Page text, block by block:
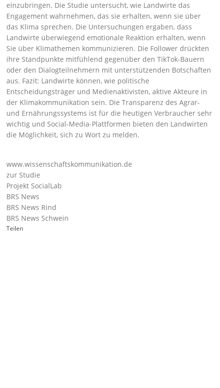
einzubringen. Die Studie untersucht, wie Landwirte das
Engagement wahrnehmen, das sie erhalten, wenn sie über
das Klima sprechen. Die Untersuchungen ergaben, dass
Landwirte überwiegend emotionale Reaktion erhalten, wenn
Sie über Klimathemen kommunizieren. Die Follower drückten
ihre Standpunkte mitfühlend gegenüber den TikTok-Bauern
oder den Dialogteilnehmern mit unterstützenden Botschaften
aus. Fazit: Landwirte können, wie politische
Entscheidungsträger und Medienaktivisten, aktive Akteure in
der Klimakommunikation sein. Die Transparenz des Agrar-
und Ernährungssystems ist für die heutigen Verbraucher sehr
wichtig und Social-Media-Plattformen bieten den Landwirten
die Möglichkeit, sich zu Wort zu melden.
www.wissenschaftskommunikation.de
zur Studie
Projekt SocialLab
BRS News
BRS News Rind
BRS News Schwein
Teilen